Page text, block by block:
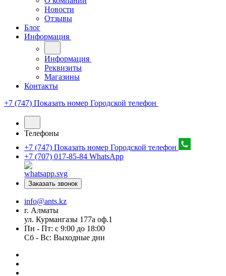
Новости
Отзывы
Блог
Информация
Информация
Реквизиты
Магазины
Контакты
+7 (747) Показать номер Городской телефон
Телефоны
+7 (747) Показать номер Городской телефон
+7 (707) 017-85-84 WhatsApp
Заказать звонок
info@ants.kz
г. Алматы
ул. Курмангазы 177а оф.1
Пн - Пт: с 9:00 до 18:00
Сб - Вс: Выходные дни